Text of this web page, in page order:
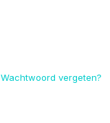
Wachtwoord vergeten?